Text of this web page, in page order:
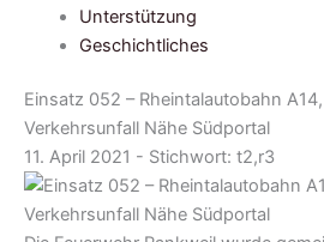
Unterstützung
Geschichtliches
Einsatz 052 – Rheintalautobahn
Verkehrsunfall Nähe Südportal
11. April 2021 - Stichwort: t2,r3